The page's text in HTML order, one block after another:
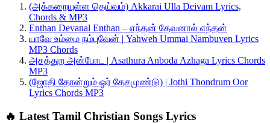
(அக்கறையுள்ள தெய்வம்) Akkarai Ulla Deivam Lyrics,
Chords & MP3
Enthan Devanal Enthan – எந்தன் தேவனால் எந்தன்
யாவே உம்மை நம்புவேன் | Yahweh Ummai Nambuven Lyrics
MP3 Chords
அசத்துற அன்போட | Asathura Anboda Azhaga Lyrics Chords
MP3
(ஜோதி தோன்றும் ஓர் தேசமுண்டு) | Jothi Thondrum Oor
Lyrics Chords MP3
🔥 Latest Tamil Christian Songs Lyrics